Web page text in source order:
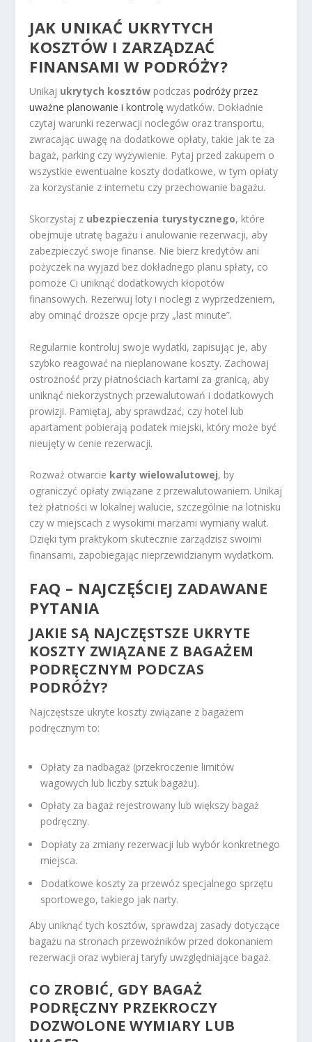
JAK UNIKAĆ UKRYTYCH
KOSZTÓW I ZARZĄDZAĆ
FINANSAMI W PODRÓŻY?
Unikaj ukrytych kosztów podczaspodróży przez
uważne planowanie i kontrolę wydatków. Dokładnie
czytaj warunki rezerwacji noclegów oraz transportu,
zwracając uwagę na dodatkowe opłaty, takie jak te za
bagaż, parking czy wyżywienie. Pytaj przed zakupem o
wszystkie ewentualne koszty dodatkowe, w tym opłaty
za korzystanie z internetu czy przechowanie bagażu.
Skorzystaj z ubezpieczenia turystycznego, które
obejmuje utratę bagażu i anulowanie rezerwacji, aby
zabezpieczyć swoje finanse. Nie bierz kredytów ani
pożyczek na wyjazd bez dokładnego planu spłaty, co
pomoże Ci uniknąć dodatkowych kłopotów
finansowych. Rezerwuj loty i noclegi z wyprzedzeniem,
aby ominąć droższe opcje przy „last minute”.
Regularnie kontroluj swoje wydatki, zapisując je, aby
szybko reagować na nieplanowane koszty. Zachowaj
ostrożność przy płatnościach kartami za granicą, aby
uniknąć niekorzystnych przewalutowań i dodatkowych
prowizji. Pamiętaj, aby sprawdzać, czy hotel lub
apartament pobierają podatek miejski, który może być
nieujęty w cenie rezerwacji.
Rozważ otwarcie karty wielowalutowej, by
ograniczyć opłaty związane z przewalutowaniem. Unikaj
też płatności w lokalnej walucie, szczególnie na lotnisku
czy w miejscach z wysokimi marżami wymiany walut.
Dzięki tym praktykom skutecznie zarządzisz swoimi
finansami, zapobiegając nieprzewidzianym wydatkom.
FAQ – NAJCZĘŚCIEJ ZADAWANE
PYTANIA
JAKIE SĄ NAJCZĘSTSZE UKRYTE
KOSZTY ZWIĄZANE Z BAGAŻEM
PODRĘCZNYM PODCZAS
PODRÓŻY?
Najczęstsze ukryte koszty związane z bagażem
podręcznym to:
Opłaty za nadbagaż (przekroczenie limitów
wagowych lub liczby sztuk bagażu).
Opłaty za bagaż rejestrowany lub większy bagaż
podręczny.
Dopłaty za zmiany rezerwacji lub wybór konkretnego
miejsca.
Dodatkowe koszty za przewóz specjalnego sprzętu
sportowego, takiego jak narty.
Aby uniknąć tych kosztów, sprawdzaj zasady dotyczące
bagażu na stronach przewoźników przed dokonaniem
rezerwacji oraz wybieraj taryfy uwzględniające bagaż.
CO ZROBIĆ, GDY BAGAŻ
PODRĘCZNY PRZEKROCZY
DOZWOLONE WYMIARY LUB